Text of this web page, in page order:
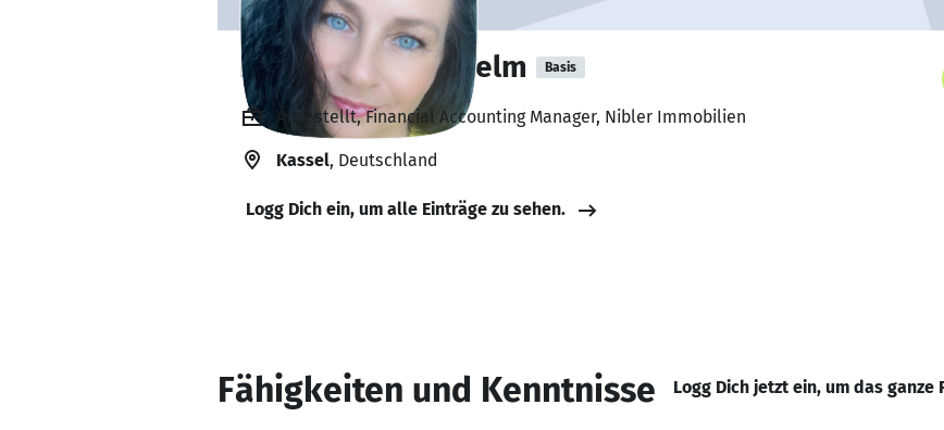
Kathrin Schwedhelm Basis
Angestellt, Financial Accounting Manager, Nibler Immobilien
Kassel, Deutschland
Logg Dich ein, um alle Einträge zu sehen.
Fähigkeiten und Kenntnisse Logg Dich jetzt ein, um das ganze